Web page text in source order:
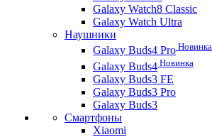
Galaxy Watch8 Classic
Galaxy Watch Ultra
Наушники
Galaxy Buds4 Pro Новинка
Galaxy Buds4 Новинка
Galaxy Buds3 FE
Galaxy Buds3 Pro
Galaxy Buds3
Смартфоны
Xiaomi